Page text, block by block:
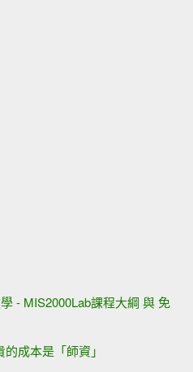
- MIS2000Lab課程大綱 與 免
成本是「師資」